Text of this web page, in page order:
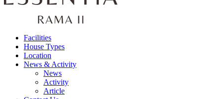
Facilities
House Types
Location
News & Activity
News
Activity
Article